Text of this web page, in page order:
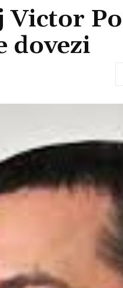
Victor
dovezi